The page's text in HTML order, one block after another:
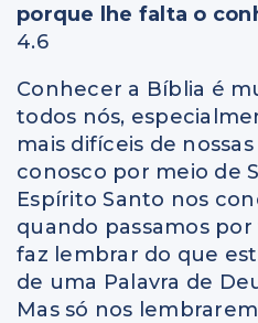
porque lhe falta o
4.6
Conhecer a Bíblia é
todos nós,
mais difíceis de
conosco por meio de
Espírito Santo nos
quando passamos
faz lembrar do que
de uma Palavra de
Mas só nos